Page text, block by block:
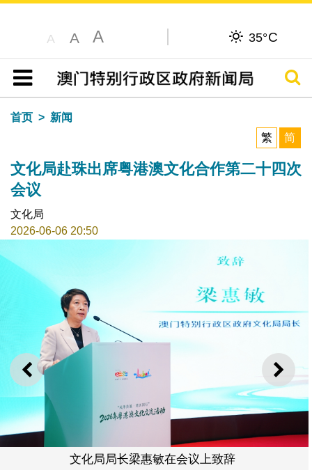
A A A 35°C
目录
搜寻
首页
新闻
繁
简
文化局赴珠出席粤港澳文化合作第二十四次
会议
文化局
2026-06-06 20:50
上一则 下一
文化局局长梁惠敏在会议上致辞